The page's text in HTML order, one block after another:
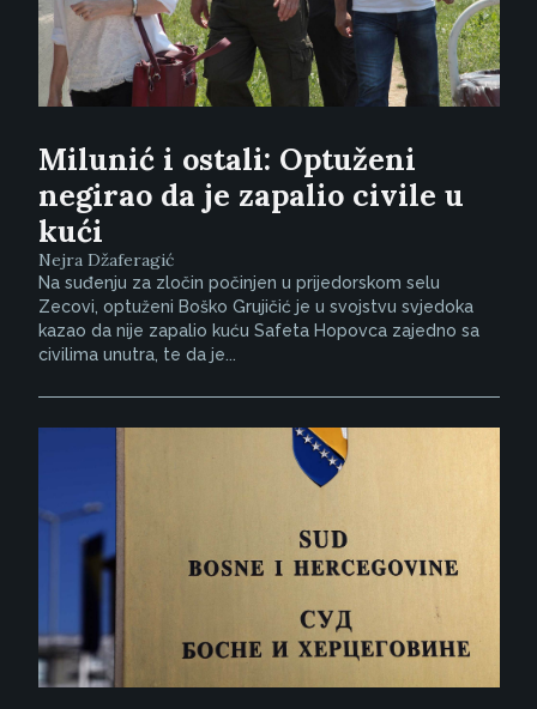
Milunić i ostali: Optuženi
negirao da je zapalio civile u
kući
Nejra Džaferagić
Na suđenju za zločin počinjen u prijedorskom selu
Zecovi, optuženi Boško Grujičić je u svojstvu svjedoka
kazao da nije zapalio kuću Safeta Hopovca zajedno sa
civilima unutra, te da je...